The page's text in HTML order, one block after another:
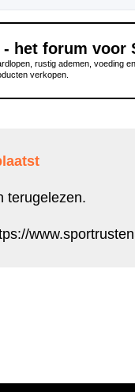
- het forum voor
rustig ademen, voeding
verkopen.
terugelezen.